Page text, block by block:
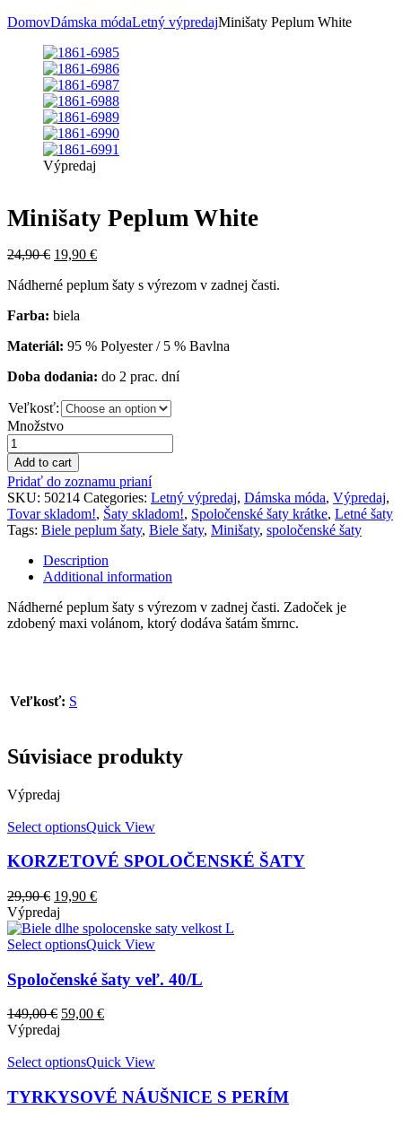
DomovDámska módaLetný výpredajMinišaty Peplum White
Výpredaj
Minišaty Peplum White
24,90€ 19,90 €
Nádherné peplum šaty s výrezom v zadnej časti.
Farba: biela
Materiál: 95 % Polyester / 5 % Bavlna
Doba dodania: do 2 prac. dní
Veľkosť:
Množstvo
Add to cart
Pridať do zoznamu prianí
SKU: 50214 Categories: Letný výpredaj, Dámska móda, Výpredaj,
Tovar skladom!, Šaty skladom!, Spoločenské šaty krátke, Letné šaty
Tags: Biele peplum šaty, Biele šaty, Minišaty, spoločenské šaty
Description
Additional information
Nádherné peplum šaty s výrezom v zadnej časti. Zadoček je
zdobený maxi volánom, ktorý dodáva šatám šmrnc.
Veľkosť: S
Súvisiace produkty
Výpredaj
Select optionsQuick View
KORZETOVÉ SPOLOČENSKÉ ŠATY
29,90€ 19,90 €
Výpredaj
Select optionsQuick View
Spoločenské šaty veľ. 40/L
149,00€ 59,00 €
Výpredaj
Select optionsQuick View
TYRKYSOVÉ NÁUŠNICE S PERÍM